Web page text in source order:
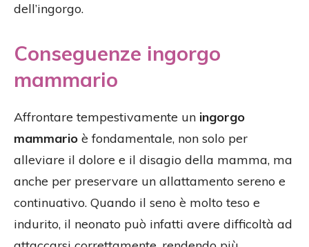
dell’ingorgo.
Conseguenze ingorgo
mammario
Affrontare tempestivamente un ingorgo
mammario è fondamentale, non solo per
alleviare il dolore e il disagio della mamma, ma
anche per preservare un allattamento sereno e
continuativo. Quando il seno è molto teso e
indurito, il neonato può infatti avere difficoltà ad